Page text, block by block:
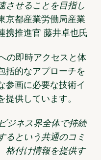
させることを目指し
京都産業労働局産業
携推進官 藤井卓也氏
の即時アクセスと体
括的なアプローチを
参画に必要な技術イ
提供しています。
ジネス界全体で持続
るという共通のコミ
格付け情報を提供す